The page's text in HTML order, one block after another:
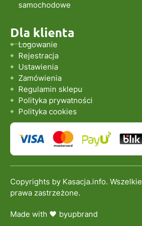
samochodowe
Dla klienta
Logowanie
Rejestracja
Ustawienia
Zamówienia
Regulamin sklepu
Polityka prywatności
Polityka cookies
Copyrights by Kasacja.info. Wszelkie
prawa zastrzeżone.
Made with 🖤 byupbrand